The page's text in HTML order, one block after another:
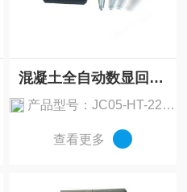
混凝土全自动数显回弹仪
产品型号：JC05-HT-225W
查看更多